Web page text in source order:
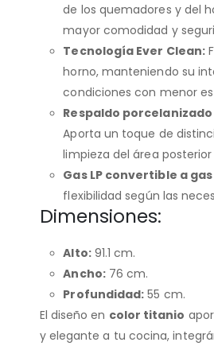
de los quemadores y del
mayor comodidad y
Tecnología Ever Clean:
horno, manteniendo su
condiciones con menor
Respaldo
Aporta un toque de
limpieza del área
Gas LP convertible a
flexibilidad según las
Dimensiones:
Alto: 91.1 cm.
Ancho: 76 cm.
Profundidad: 55 cm​.
El diseño en color titanio
y elegante a tu cocina,